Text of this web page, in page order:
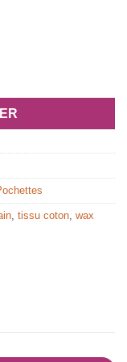
tissu coton wax